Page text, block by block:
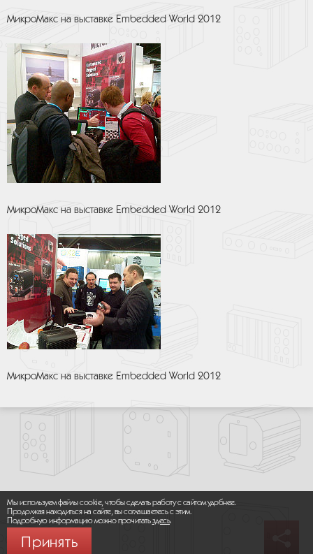
МикроМакс на выставке Embedded World 2012
МикроМакс на выставке Embedded World 2012
МикроМакс на выставке Embedded World 2012
Мы используем файлы cookie, чтобы сделать работу с сайтом удобнее.
Продолжая находиться на сайте, вы соглашаетесь с этим.
Подробную информацию можно прочитатьздесь.
Принять